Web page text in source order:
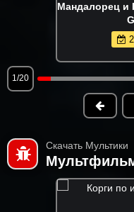
Мандалорец и
1/20
Скачать Мультики